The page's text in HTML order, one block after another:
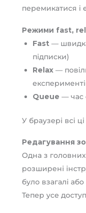
перемикатися і
Режими fast,
Fast —
підписки)
Relax—
Queue — час
У браузері всі
Редагування
Одна з
розширені
було взагалі
Тепер усе